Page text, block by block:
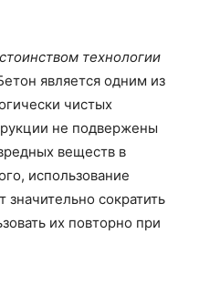
технологии
является одним из
чистых
не подвержены
веществ в
использование
значительно сократить
их повторно при